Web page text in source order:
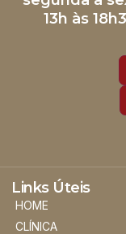
13h às
Links Úteis
HOME
CLÍNICA